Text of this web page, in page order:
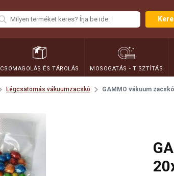
CSOMAGOLÁS ÉS TÁROLÁS MOSOGATÁS - TISZTÍTÁS
Légcsatornás vákuumzacskó GAMMO vákuum